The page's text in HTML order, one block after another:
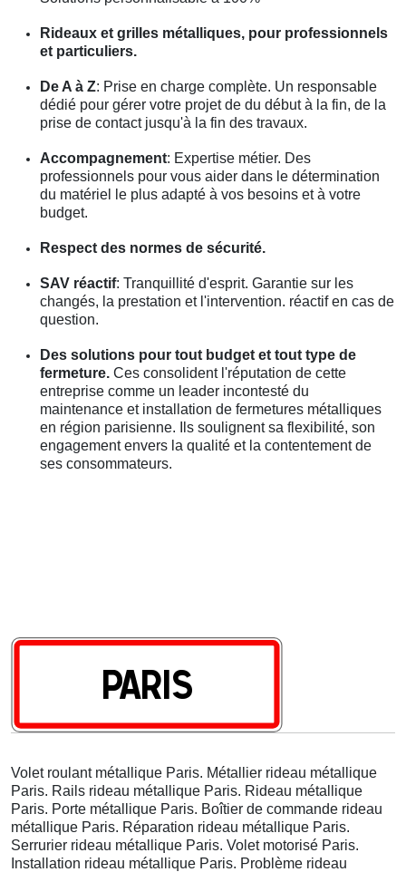
Rideaux et grilles métalliques, pour professionnels
et particuliers.
De A à Z: Prise en charge complète. Un responsable
dédié pour gérer votre projet de du début à la fin, de la
prise de contact jusqu'à la fin des travaux.
Accompagnement: Expertise métier. Des
professionnels pour vous aider dans le détermination
du matériel le plus adapté à vos besoins et à votre
budget.
Respect des normes de sécurité.
SAV réactif: Tranquillité d'esprit. Garantie sur les
changés, la prestation et l'intervention. réactif en cas de
question.
Des solutions pour tout budget et tout type de
fermeture. Ces consolident l'réputation de cette
entreprise comme un leader incontesté du
maintenance et installation de fermetures métalliques
en région parisienne. Ils soulignent sa flexibilité, son
engagement envers la qualité et la contentement de
ses consommateurs.
Volet roulant métallique Paris. Métallier rideau métallique
Paris. Rails rideau métallique Paris. Rideau métallique
Paris. Porte métallique Paris. Boîtier de commande rideau
métallique Paris. Réparation rideau métallique Paris.
Serrurier rideau métallique Paris. Volet motorisé Paris.
Installation rideau métallique Paris. Problème rideau